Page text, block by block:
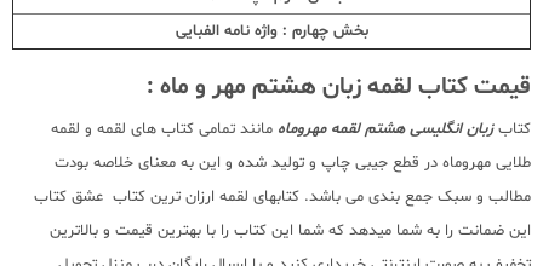
بخش چهارم : واژه نامه الفبایی
قیمت کتاب لقمه زبان هشتم مهر و ماه :
کتابزبان انگلیسی هشتم لقمه مهروماه مانند تمامی کتاب های لقمه و لقمه
طلایی مهروماه در قطع جیبی چاپ و تولید شده و این به معنای خلاصه بودت
مطالب و سبک جمع بندی می باشد. کتابهای لقمه ارزان ترین کتاب عشق کتاب
این ضمانت را به شما میدهد که شما این کتاب را با بهترین قیمت و بالاترین